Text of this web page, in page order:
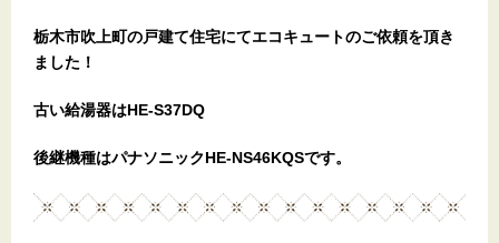
栃木市吹上町の戸建て住宅にてエコキュートのご依頼を頂き
ました！
古い給湯器はHE-S37DQ
後継機種はパナソニックHE-NS46KQSです。